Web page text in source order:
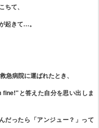
て、
起きて…。
急病院に運ばれたとき、
と答えた自分を思い出しま
だったら「アンジュー？」って